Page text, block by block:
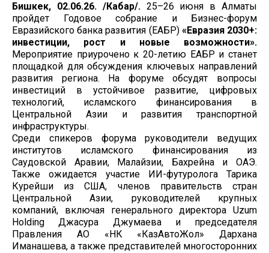
Бишкек, 02.06.26. /Кабар/.25–26 июня в Алматы
пройдет Годовое собрание и Бизнес-форум
Евразийского банка развития (ЕАБР) «Евразия 2030+:
инвестиции, рост и новые возможности».
Мероприятие приурочено к 20-летию ЕАБР и станет
площадкой для обсуждения ключевых направлений
развития региона. На форуме обсудят вопросы
инвестиций в устойчивое развитие, цифровых
технологий, исламского финансирования в
Центральной Азии и развития транспортной
инфраструктуры.
Среди спикеров форума руководители ведущих
институтов исламского финансирования из
Саудовской Аравии, Малайзии, Бахрейна и ОАЭ.
Также ожидается участие ИИ-футуролога Тарика
Курейши из США, членов правительств стран
Центральной Азии, руководителей крупных
компаний, включая генерального директора Uzum
Holding Джасура Джумаева и председателя
Правления АО «НК «КазАвтоЖол» Дархана
Иманашева, а также представителей многосторонних